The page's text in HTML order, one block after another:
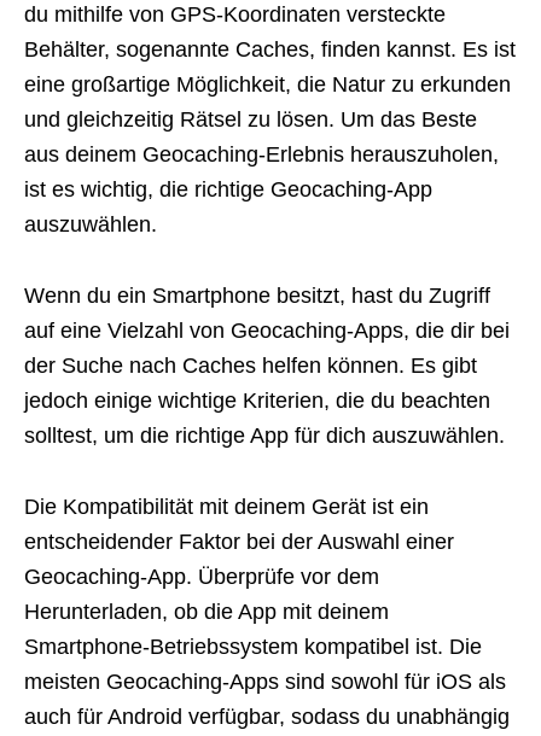
du mithilfe von GPS-Koordinaten versteckte
Behälter, sogenannte Caches, finden kannst. Es ist
eine großartige Möglichkeit, die Natur zu erkunden
und gleichzeitig Rätsel zu lösen. Um das Beste
aus deinem Geocaching-Erlebnis herauszuholen,
ist es wichtig, die richtige Geocaching-App
auszuwählen.
Wenn du ein Smartphone besitzt, hast du Zugriff
auf eine Vielzahl von Geocaching-Apps, die dir bei
der Suche nach Caches helfen können. Es gibt
jedoch einige wichtige Kriterien, die du beachten
solltest, um die richtige App für dich auszuwählen.
Die Kompatibilität mit deinem Gerät ist ein
entscheidender Faktor bei der Auswahl einer
Geocaching-App. Überprüfe vor dem
Herunterladen, ob die App mit deinem
Smartphone-Betriebssystem kompatibel ist. Die
meisten Geocaching-Apps sind sowohl für iOS als
auch für Android verfügbar, sodass du unabhängig